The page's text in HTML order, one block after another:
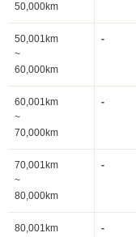
50,000km
50,001km
~
60,000km
-
60,001km
~
70,000km
-
70,001km
~
80,000km
-
80,001km
-